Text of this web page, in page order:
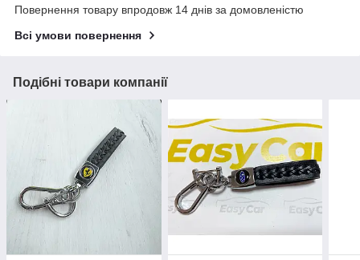
Повернення товару впродовж 14 днів за домовленістю
Всі умови повернення
Подібні товари компанії